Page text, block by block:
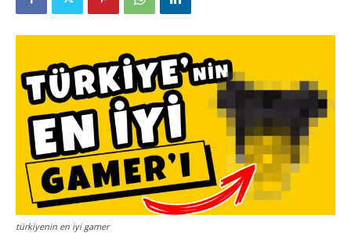
türkiyenin en iyi gamer